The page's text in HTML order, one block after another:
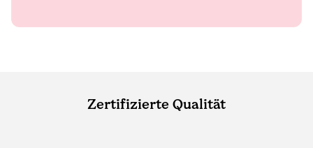
Zertifizierte Qualität